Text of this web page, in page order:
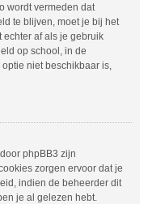
wordt vermeden dat
te blijven, moet je bij het
af als je gebruik
op school, in de
niet beschikbaar is,
phpBB3 zijn
zorgen ervoor dat je
indien de beheerder dit
je al gelezen hebt.